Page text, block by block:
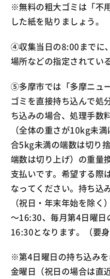
※無料の粗大ゴミは「不
した紙を貼りましょう。
④収集当日の8:00までに
場所などの指定されてい
⑤多摩市では「多摩ニュ
ゴミを直接持ち込んで処
ち込みの場合、処理手数
（全体の重さが10kg未
合5kg未満の端数は切り
端数は切り上げ）の重量
支払いです。希望する際
なってください。持ち込
（祝日・年末年始を除
～16:30、毎月第4日曜
16:30となります。（要身
※第4日曜日の持ち込み
金曜日（祝日の場合は直